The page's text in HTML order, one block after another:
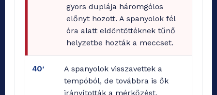
gyors duplája háromgólos
előnyt hozott. A spanyolok fél
óra alatt eldöntöttéknek tűnő
helyzetbe hozták a meccset.
40’
A spanyolok visszavettek a
tempóból, de továbbra is ők
irányították a mérkőzést.